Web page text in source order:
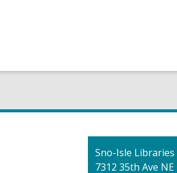
Contact
the
Sno-Isle Libraries
7312 35th Ave NE